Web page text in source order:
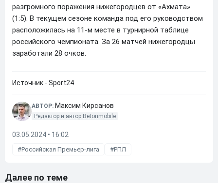
разгромного поражения нижегородцев от «Ахмата»
(1:5). В текущем сезоне команда под его руководством
расположилась на 11-м месте в турнирной таблице
российского чемпионата. За 26 матчей нижегородцы
заработали 28 очков.
Источник - Sport24
АВТОР: Максим Кирсанов
Редактор и автор Betonmobile
03.05.2024 • 16:02
Российская Премьер-лига РПЛ
Далее по теме